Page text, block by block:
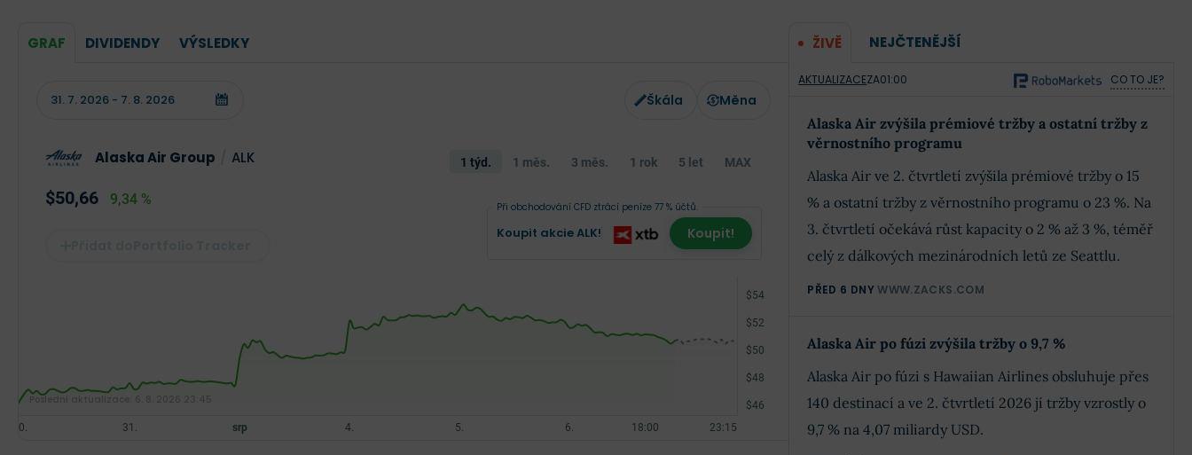
GRAF DIVIDENDY VÝSLEDKY
Škála Měna
Alaska Air Group ALK
$50,66 9,34 %
1 týd. 1 měs. 3 měs. 1 rok 5 let MAX
Koupit akcie ALK!
Při obchodování CFD ztrácí peníze 77 % účtů.
Koupit!
Poslední aktualizace:
ŽIVĚ NEJČTENĚJŠÍ
AKTUALIZACEZA01:00 CO TO JE?
Alaska Air zvýšila prémiové tržby a ostatní tržby z
věrnostního programu
Alaska Air ve 2. čtvrtletí zvýšila prémiové tržby o 15
% a ostatní tržby z věrnostního programu o 23 %. Na
3. čtvrtletí očekává růst kapacity o 2 % až 3 %, téměř
celý z dálkových mezinárodních letů ze Seattlu.
PŘED 6 DNY WWW.ZACKS.COM
Alaska Air po fúzi zvýšila tržby o 9,7 %
Alaska Air po fúzi s Hawaiian Airlines obsluhuje přes
140 destinací a ve 2. čtvrtletí 2026 jí tržby vzrostly o
9,7 % na 4,07 miliardy USD.